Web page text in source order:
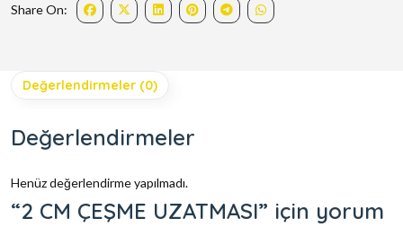
Share On:
Değerlendirmeler (0)
Değerlendirmeler
Henüz değerlendirme yapılmadı.
“2 CM ÇEŞME UZATMASI” için yorum